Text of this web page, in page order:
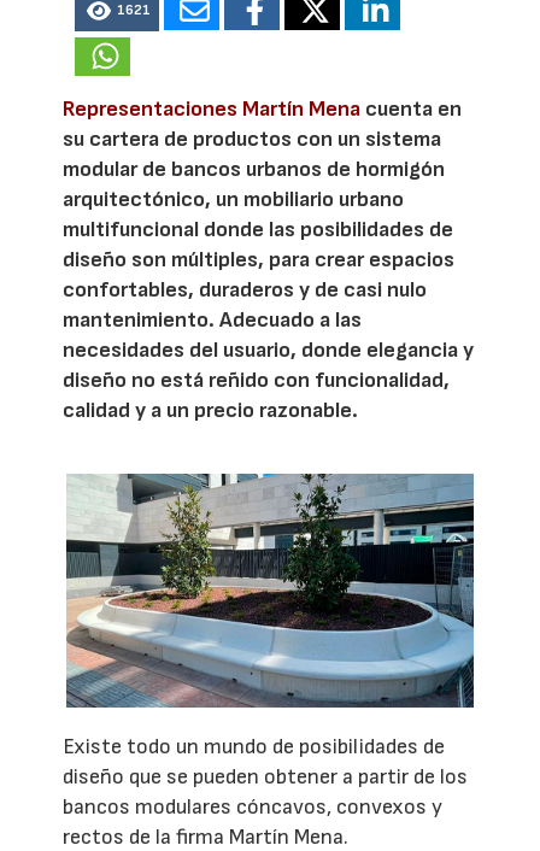
1621
Representaciones Martín Mena cuenta en
su cartera de productos con un sistema
modular de bancos urbanos de hormigón
arquitectónico, un mobiliario urbano
multifuncional donde las posibilidades de
diseño son múltiples, para crear espacios
confortables, duraderos y de casi nulo
mantenimiento. Adecuado a las
necesidades del usuario, donde elegancia y
diseño no está reñido con funcionalidad,
calidad y a un precio razonable.
Existe todo un mundo de posibilidades de
diseño que se pueden obtener a partir de los
bancos modulares cóncavos, convexos y
rectos de la firma Martín Mena.